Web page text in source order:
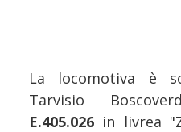
La locomotiva è
Tarvisio
E.405.026 in livrea